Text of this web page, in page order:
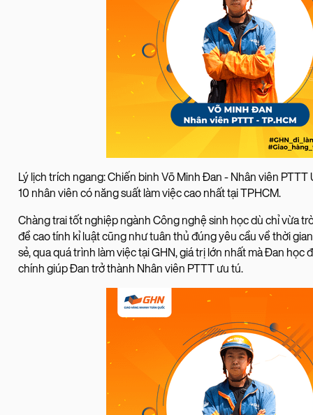
Lý lịch trích ngang: Chiến binh Võ Minh Đan - Nhân viên
10 nhân viên có năng suất làm việc cao nhất tại TPHCM.
Chàng trai tốt nghiệp ngành Công nghệ sinh học dù chỉ vừa
đề cao tính kỉ luật cũng như tuân thủ đúng yêu cầu về thời
sẻ, qua quá trình làm việc tại GHN, giá trị lớn nhất mà Đan
chính giúp Đan trở thành Nhân viên PTTT ưu tú.